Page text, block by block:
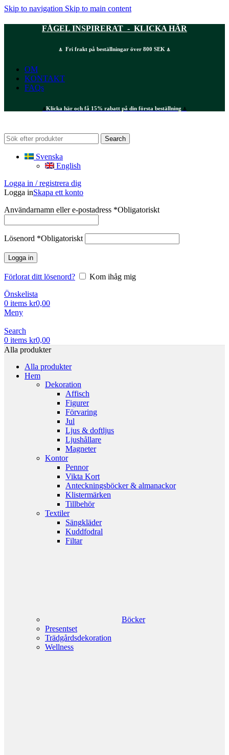
Skip to navigation Skip to main content
FÅGEL INSPIRERAT - KLICKA HÄR
⍋ Fri frakt på beställningar över 800 SEK ⍋
OM
KONTAKT
FAQs
⍋Klicka här och få 15% rabatt på din första beställning ⍋
Search
Svenska
English
Logga in / registrera dig
Logga inSkapa ett konto
Användarnamn eller e-postadress *Obligatoriskt
Lösenord *Obligatoriskt
Logga in
Förlorat ditt lösenord?
Kom ihåg mig
Önskelista
0 items kr0,00
Meny
Search
0 items kr0,00
Alla produkter
Alla produkter
Hem
Dekoration
Affisch
Figurer
Förvaring
Jul
Ljus & doftljus
Ljushållare
Magneter
Kontor
Pennor
Vikta Kort
Anteckningsböcker & almanackor
Klistermärken
Tillbehör
Textiler
Sängkläder
Kuddfodral
Filtar
Böcker
Presentset
Trädgårdsdekoration
Wellness